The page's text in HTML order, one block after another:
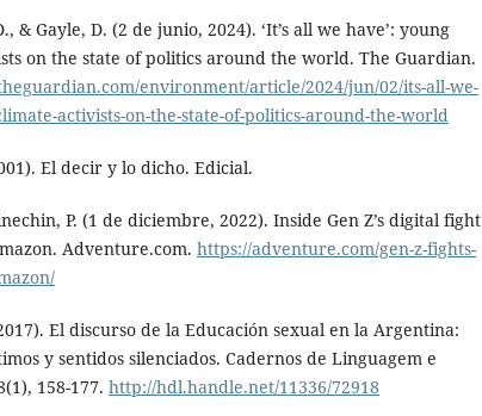
& Gayle, D. (2 de junio, 2024). ‘It’s all we have’: young
on the state of politics around the world. The Guardian.
environment/article/2024/jun/02/its-all-we-
activists-on-the-state-of-politics-around-the-world
El decir y lo dicho. Edicial.
P. (1 de diciembre, 2022). Inside Gen Z’s digital fight
Adventure.com. https://adventure.com/gen-z-fights-
El discurso de la Educación sexual en la Argentina:
y sentidos silenciados. Cadernos de Linguagem e
158-177. http://hdl.handle.net/11336/72918